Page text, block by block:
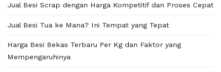
Jual Besi Scrap dengan Harga Kompetitif dan Proses Cepat
Jual Besi Tua ke Mana? Ini Tempat yang Tepat
Harga Besi Bekas Terbaru Per Kg dan Faktor yang
Mempengaruhinya